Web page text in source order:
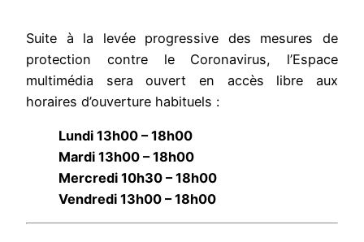
Suite à la levée progressive des mesures de
protection contre le Coronavirus, l’Espace
multimédia sera ouvert en accès libre aux
horaires d’ouverture habituels :
Lundi 13h00 – 18h00
Mardi 13h00 – 18h00
Mercredi 10h30 – 18h00
Vendredi 13h00 – 18h00